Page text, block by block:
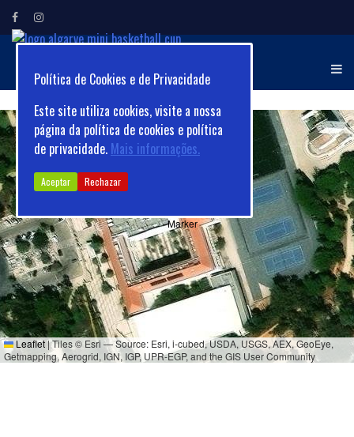
ALGARVE MINI
BASKETBALL CUP
Leaflet|Tiles © Esri — Source: Esri, i-cubed, USDA, USGS, AEX, GeoEye,
Getmapping, Aerogrid, IGN, IGP, UPR-EGP, and the GIS User Community
Política de Cookies e de Privacidade
Este site utiliza cookies, visite a nossa
página da política de cookies e política
de privacidade. Mais informações.
Aceptar Rechazar